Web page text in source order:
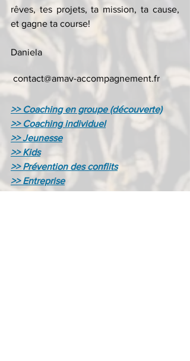
rêves, tes projets, ta mission, ta cause,
et gagne ta course!
Daniela
contact@amav-accompagnement.fr
>> Coaching en groupe (découverte)
>> Coaching individuel
>> Jeunesse
>> Kids
>> Prévention des conflits
>> Entreprise